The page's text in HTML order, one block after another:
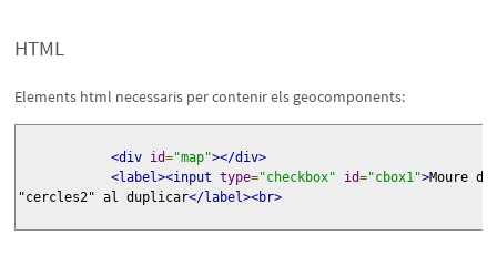
HTML
Elements html necessaris per contenir els geocomponents:
<div id="map"></div>
<label><input
type="checkbox" id="cbox1">Moure
"cercles2" al duplicar</label><br>